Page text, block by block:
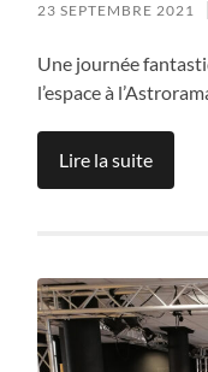
23 SEPTEMBRE 2021
Une journée
l’espace à
Lire la suite